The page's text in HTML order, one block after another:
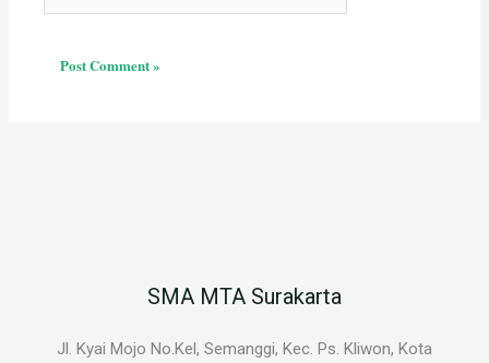
SMA MTA Surakarta
Jl. Kyai Mojo No.Kel, Semanggi, Kec. Ps. Kliwon, Kota